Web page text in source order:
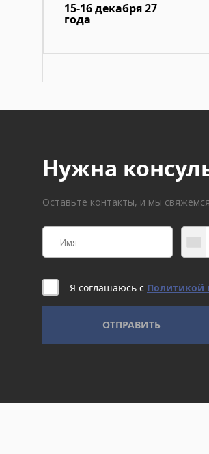
15-16 декабря 27
года
Нужна
Оставьте контакты, и мы
Я соглашаюсь с Политикой